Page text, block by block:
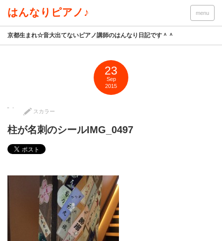
はんなりピアノ♪ menu
京都生まれ☆音大出てないピアノ講師のはんなり日記です＾＾
23
Sep
2015
スカラー
柱が名刺のシールIMG_0497